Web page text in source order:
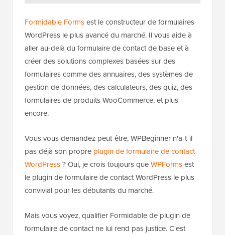
Formidable Formsest le constructeur de formulaires
WordPress le plus avancé du marché. Il vous aide à
aller au-delà du formulaire de contact de base et à
créer des solutions complexes basées sur des
formulaires comme des annuaires, des systèmes de
gestion de données, des calculateurs, des quiz, des
formulaires de produits WooCommerce, et plus
encore.
Vous vous demandez peut-être, WPBeginner n'a-t-il
pas déjà son propre plugin de formulaire de contact
WordPress? Oui, je crois toujours queWPFormsest
le plugin de formulaire de contact WordPress le plus
convivial pour les débutants du marché.
Mais vous voyez, qualifier Formidable de plugin de
formulaire de contact ne lui rend pas justice. C'est